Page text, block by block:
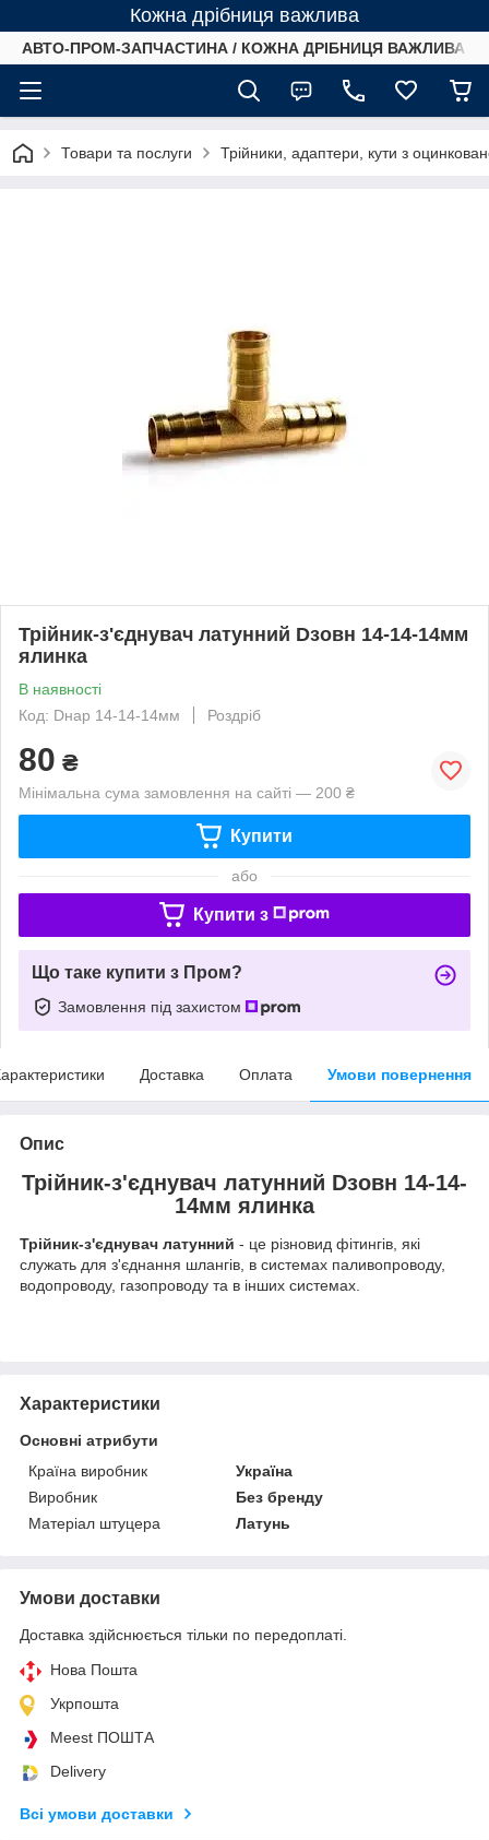
Кожна дрібниця важлива
АВТО-ПРОМ-ЗАПЧАСТИНА / КОЖНА ДРІБНИЦЯ ВАЖЛИВА /
Товари та послуги Трійники, адаптери, кути з
Трійник-з'єднувач латунний Dзовн 14-14-14мм
ялинка
В наявності
Код: Dнар 14-14-14мм
Роздріб
80 ₴
Мінімальна сума замовлення на сайті — 200 ₴
Купити
або
Купити з
Що таке купити з Пром?
Замовлення під захистом
Доставка Оплата Умови повернення
Опис
Трійник-з'єднувач латунний Dзовн 14-14-
14мм ялинка
Трійник-з'єднувач латунний - це різновид фітингів, які
служать для з'єднання шлангів, в системах паливопроводу,
водопроводу, газопроводу та в інших системах.
Характеристики
Основні атрибути
Країна виробник
Україна
Виробник
Без бренду
Матеріал штуцера
Латунь
Умови доставки
Доставка здійснюється тільки по передоплаті.
Нова Пошта
Укрпошта
Meest ПОШТА
Delivery
Всі умови доставки